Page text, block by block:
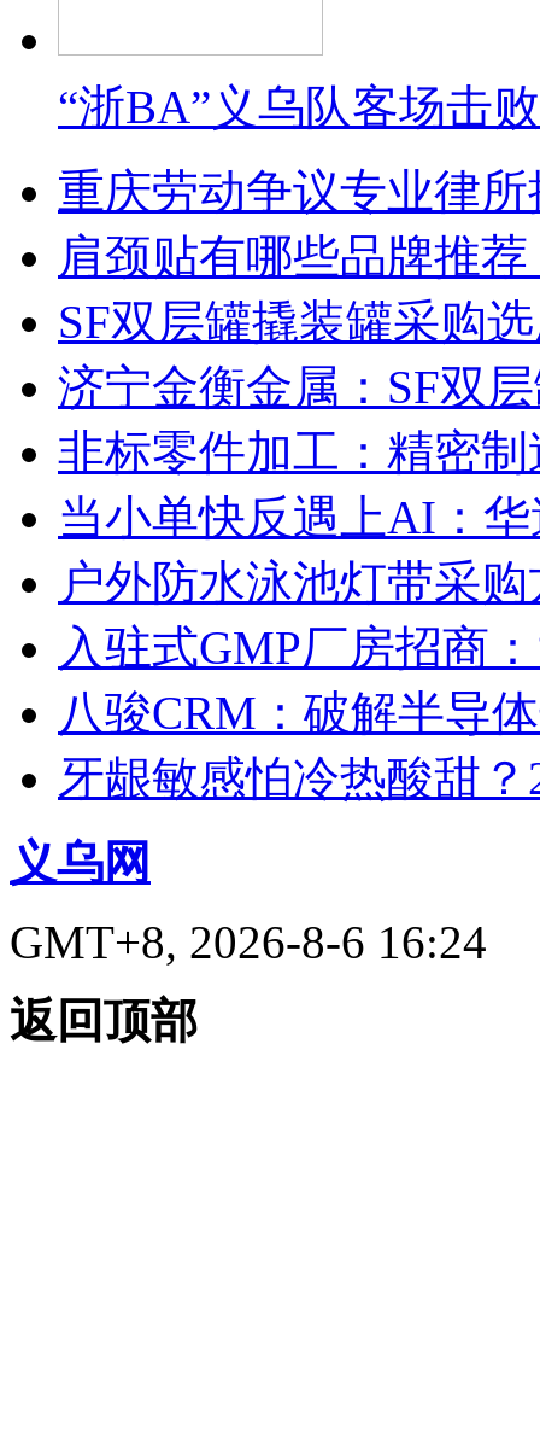
“浙BA”义乌队客场击
重庆劳动争议专业律
肩颈贴有哪些品牌推
SF双层罐撬装罐采购
济宁金衡金属：SF双
非标零件加工：精密
当小单快反遇上AI：
户外防水泳池灯带采
入驻式GMP厂房招商
八骏CRM：破解半导
牙龈敏感怕冷热酸甜
义乌网
GMT+8, 2026-8-6 16:24
返回顶部